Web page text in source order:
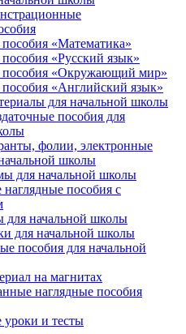
«Математика»
«Русский язык»
пособия «Окружающий мир»
«Английский язык»
для начальной школы
пособия для
фолии, электронные
школы
для начальной школы
пособия с
начальной школы
для начальной школы
пособия для начальной
на магнитах
наглядные пособия
и тесты